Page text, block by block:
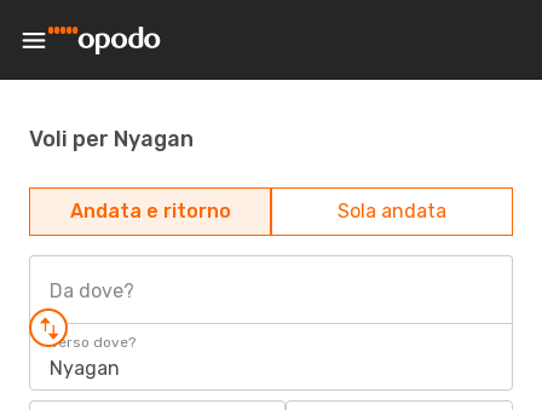
Voli per Nyagan
Andata e ritorno Sola andata
Da dove?
Verso dove?
Nyagan